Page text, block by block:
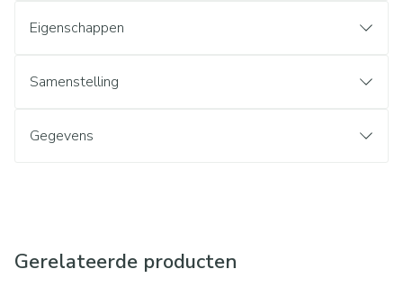
Eigenschappen
Samenstelling
Gegevens
Gerelateerde producten